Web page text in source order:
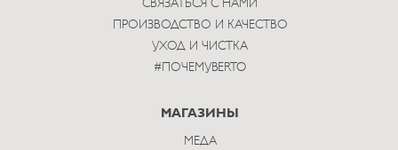
СВЯЗАТЬСЯ С НАМИ
ПРОИЗВОДСТВО И КАЧЕСТВО
УХОД И ЧИСТКА
#ПОЧЕМУBERTO
МАГАЗИНЫ
МЕДА